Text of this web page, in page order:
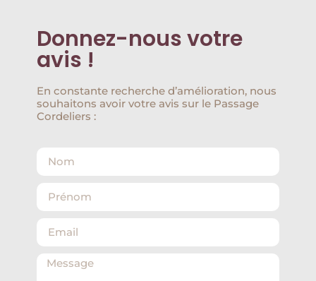
Donnez-nous votre
avis !
En constante recherche d’amélioration, nous
souhaitons avoir votre avis sur le Passage
Cordeliers :